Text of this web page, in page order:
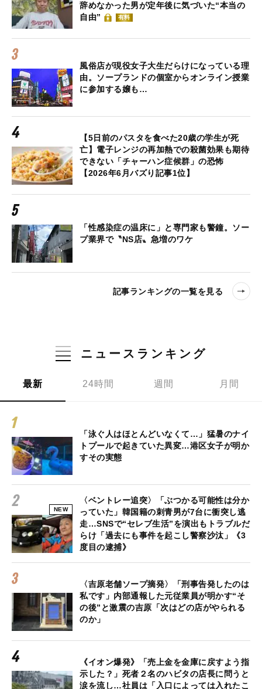
辞めなかった男が定年後に気づいた“本当の
自由”
有料
風俗店が現役女子大生だらけになっている理
由。ソープランドの個室からオンライン授業
に参加する嬢も…
【5日前のパスタを食べた20歳の学生が死
亡】電子レンジの再加熱での殺菌効果も期待
できない「チャーハン症候群」の恐怖
【2026年6月バズり記事1位】
「性感染症の温床に」と専門家も警鐘。ソー
プ業界で〝NS店〟急増のワケ
記事ランキングの一覧を見る
ニュースランキング
最新 24時間 週間 月間
「泳ぐ人はほとんどいなくて…」猛暑のナイ
トプールで起きていた異変…港区女子が明か
すその実態
NEW
〈ベントレー追突〉「ぶつかる可能性は分か
っていた」韓国籍の刺青男が7台に衝突し逃
走…SNSで“セレブ生活”を演出もトラブルだ
らけ「過去にも事件を起こし警察沙汰」《3
度目の逮捕》
〈吉原老舗ソープ摘発〉「刑事告発したのは
私です」内部通報した元従業員が明かす“そ
の後”と激震の吉原「次はどの店がやられる
のか」
《イオン爆発》「売上金を金庫に戻すよう指
示した？」死者２名のハビタの店長に問うと
涙を流し…社員は「入口によっては入れたこ